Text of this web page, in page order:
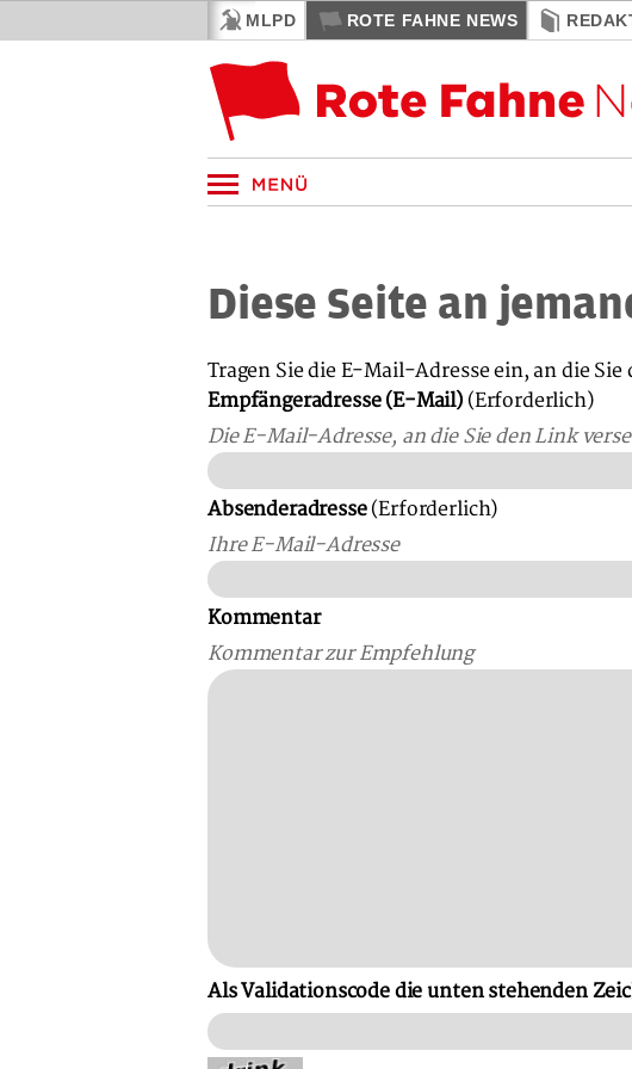
MLPD ROTE FAHNE NEWS
Diese Seite an
Tragen Sie die E-Mail-Adresse ein, an die
Empfängeradresse (E-Mail) (Erforderlich)
Die E-Mail-Adresse, an die Sie den Link
Absenderadresse (Erforderlich)
Ihre E-Mail-Adresse
Kommentar
Kommentar zur Empfehlung
Als Validationscode die unten stehenden